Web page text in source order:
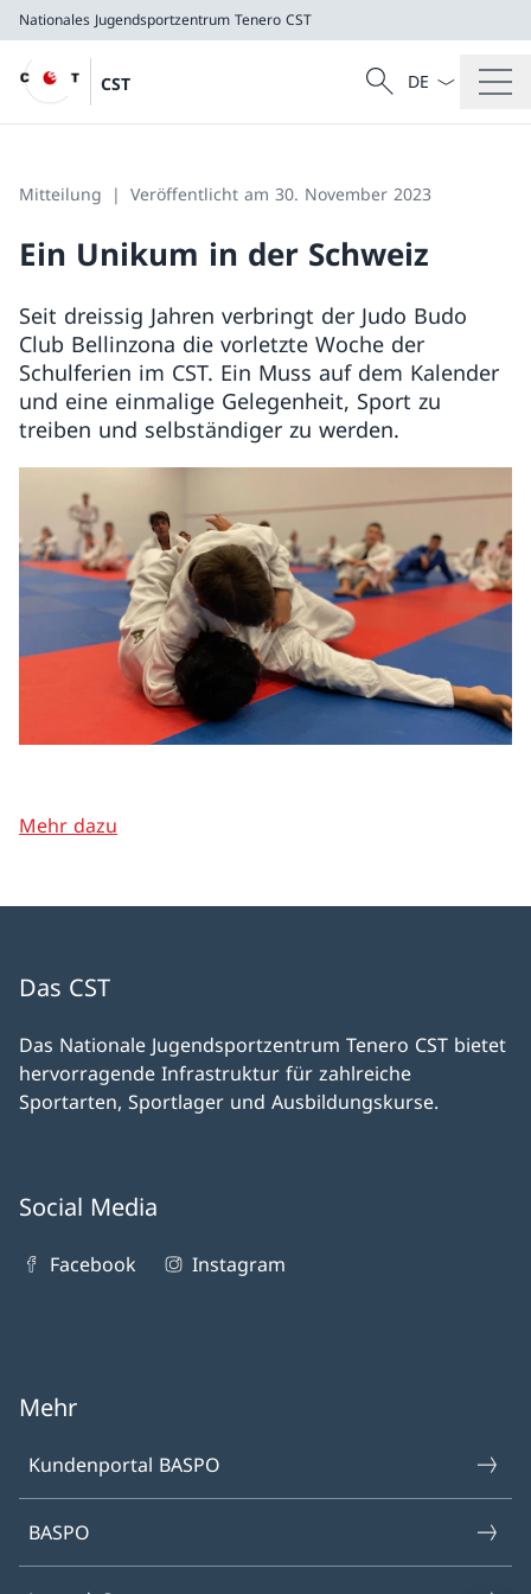
Nationales Jugendsportzentrum Tenero CST
CST
CST
Suche
Suche
Sprach
Mitteilung Veröffentlicht am 30. November 2023
Ein Unikum in der Schweiz
Seit dreissig Jahren verbringt der Judo Budo
Club Bellinzona die vorletzte Woche der
Schulferien im CST. Ein Muss auf dem Kalender
und eine einmalige Gelegenheit, Sport zu
treiben und selbständiger zu werden.
Mehr dazu
Das CST
Das Nationale Jugendsportzentrum Tenero CST bietet
hervorragende Infrastruktur für zahlreiche
Sportarten, Sportlager und Ausbildungskurse.
Social Media
Facebook Instagram
Mehr
Kundenportal BASPO
BASPO